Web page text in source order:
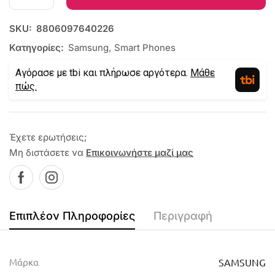
SKU: 8806097640226
Κατηγορίες: Samsung, Smart Phones
Αγόρασε με tbi και πλήρωσε αργότερα. Μάθε
πώς.
Έχετε ερωτήσεις;
Μη διστάσετε να Επικοινωνήστε μαζί μας
Επιπλέον Πληροφορίες Περιγραφή
Μάρκα SAMSUNG